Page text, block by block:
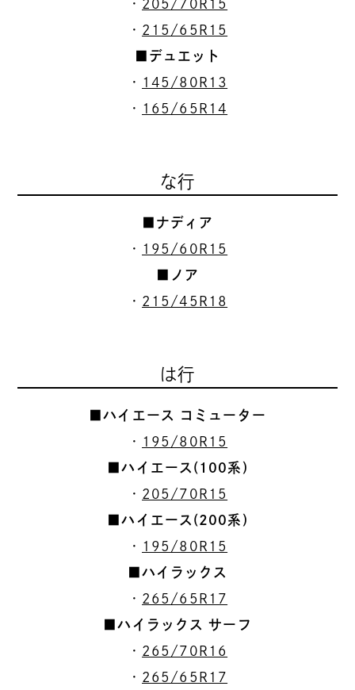
・ 205/70R15
・ 215/65R15
■デュエット
・ 145/80R13
・ 165/65R14
な行
■ナディア
・ 195/60R15
■ノア
・ 215/45R18
は行
■ハイエース コミューター
・ 195/80R15
■ハイエース(100系)
・ 205/70R15
■ハイエース(200系)
・ 195/80R15
■ハイラックス
・ 265/65R17
■ハイラックス サーフ
・ 265/70R16
・ 265/65R17